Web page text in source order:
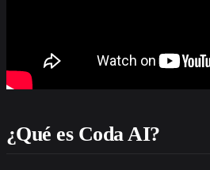
¿Qué es Coda AI?